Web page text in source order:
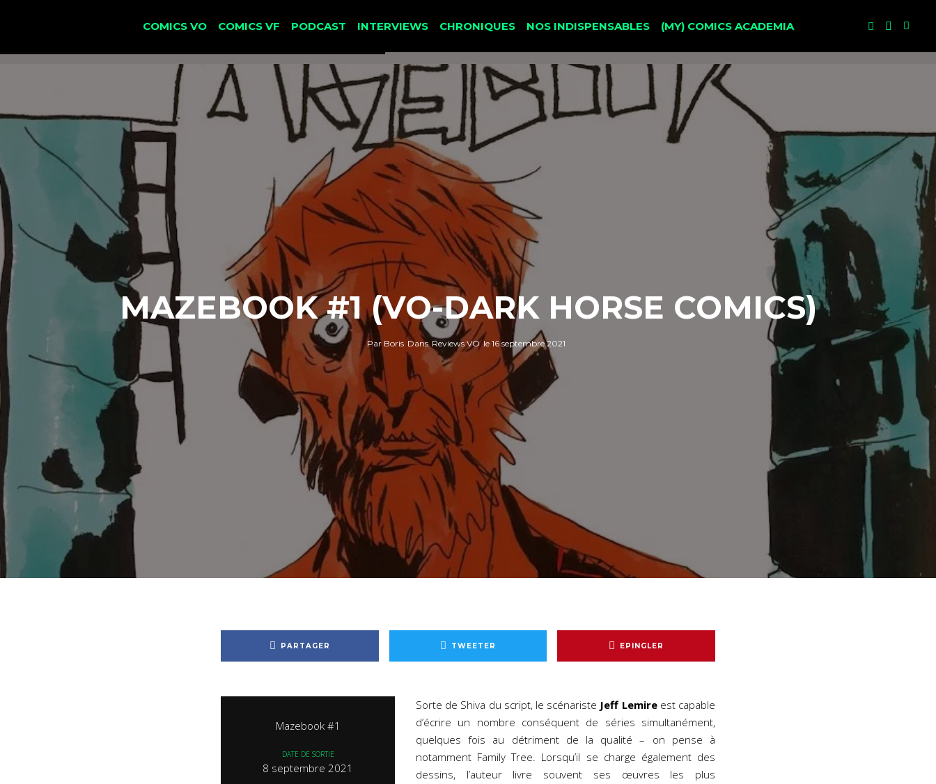
COMICS VO COMICS VF PODCAST INTERVIEWS CHRONIQUES NOS INDISPENSABLES (MY) COMICS ACADEMIA
MAZEBOOK #1 (VO-DARK HORSE COMICS)
Par Boris Dans Reviews VO le 16 septembre 2021
PARTAGER TWEETER EPINGLER
Mazebook #1
DATE DE SORTIE
8 septembre 2021
Sorte de Shiva du script, le scénariste Jeff Lemireest capable
d’écrire un nombre conséquent de séries simultanément,
quelques fois au détriment de la qualité – on pense à
notamment Family Tree. Lorsqu’il se charge également des
dessins, l’auteur livre souvent ses œuvres les plus